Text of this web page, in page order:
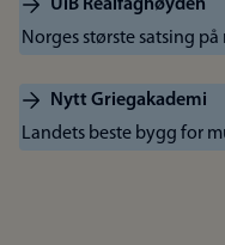
UiB Realfaghøyden
Norges største satsing
Nytt Griegakademi
Landets beste bygg for